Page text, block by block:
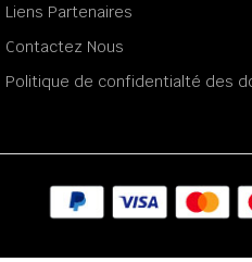
Liens Partenaires
Contactez Nous
Politique de confidentialté des